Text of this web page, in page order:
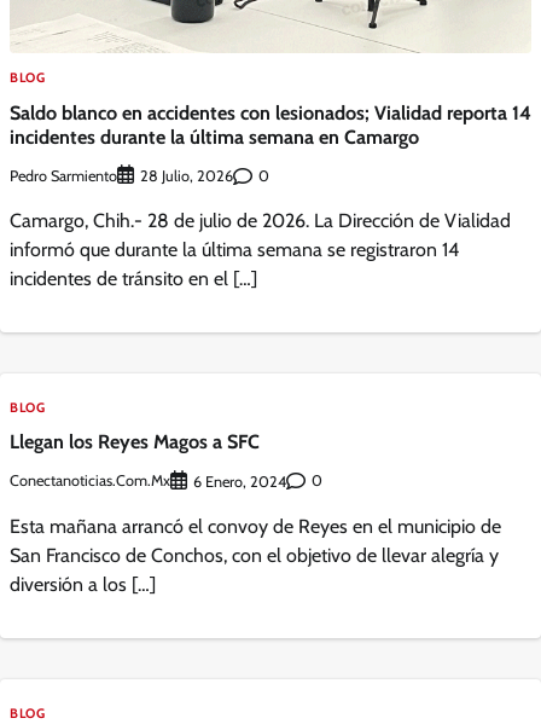
BLOG
Saldo blanco en accidentes con lesionados; Vialidad reporta 14
incidentes durante la última semana en Camargo
Pedro Sarmiento 28 Julio, 2026 0
Camargo, Chih.- 28 de julio de 2026. La Dirección de Vialidad
informó que durante la última semana se registraron 14
incidentes de tránsito en el […]
BLOG
Llegan los Reyes Magos a SFC
Conectanoticias.com.mx 6 Enero, 2024 0
Esta mañana arrancó el convoy de Reyes en el municipio de
San Francisco de Conchos, con el objetivo de llevar alegría y
diversión a los […]
BLOG